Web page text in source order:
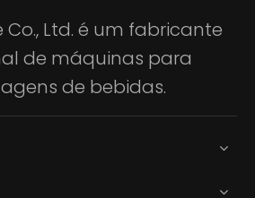
Co., Ltd. é um fabricante
de máquinas para
de bebidas.